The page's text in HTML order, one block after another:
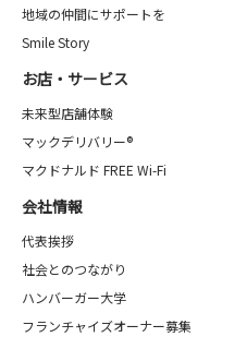
地域の仲間にサポートを
Smile Story
お店・サービス
未来型店舗体験
マックデリバリー®
マクドナルド FREE Wi-Fi
会社情報
代表挨拶
社会とのつながり
ハンバーガー大学
フランチャイズオーナー募集